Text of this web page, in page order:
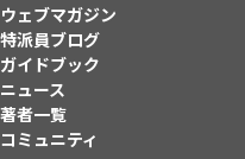
ウェブマガジン
特派員ブログ
ガイドブック
ニュース
著者一覧
コミュニティ